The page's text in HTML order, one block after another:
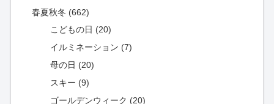
春夏秋冬 (662)
こどもの日 (20)
イルミネーション (7)
母の日 (20)
スキー (9)
ゴールデンウィーク (20)